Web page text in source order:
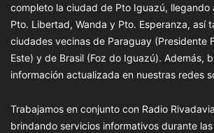
completo la ciudad de Pto Iguazú, llegando
Pto. Libertad, Wanda y Pto. Esperanza, así
ciudades vecinas de Paraguay (Presidente
Este) y de Brasil (Foz do Iguazú). Además,
información actualizada en nuestras redes
Trabajamos en conjunto con Radio
brindando servicios informativos durante